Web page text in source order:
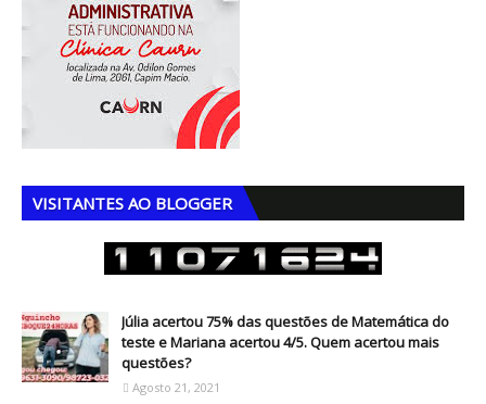
VISITANTES AO BLOGGER
Júlia acertou 75% das questões de Matemática do
teste e Mariana acertou 4/5. Quem acertou mais
questões?
Agosto 21, 2021